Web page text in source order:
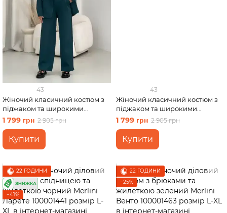
43
Жіночий класичний костюм з
піджаком та широкими
штанами зелений Merlini Арсі
100001423 розмір L-XL
1 799 грн 2 905 грн
Купити
43
Жіночий класичний костюм з
піджаком та широкими
штанами сірий Merlini Арсі
100001422 розмір S-M
1 799 грн 2 905 грн
Купити
22 ГОДИНИ
−41%
22 ГОДИНИ
−25%